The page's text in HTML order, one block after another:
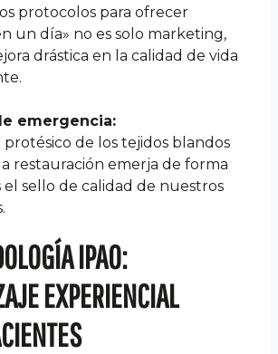
protocolos para ofrecer
un día» no es solo marketing,
drástica en la calidad de vida
emergencia:
protésico de los tejidos blandos
restauración emerja de forma
el sello de calidad de nuestros
IPAO:
EXPERIENCIAL
S